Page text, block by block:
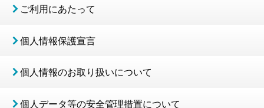
ご利用にあたって
個人情報保護宣言
個人情報のお取り扱いについて
個人データ等の安全管理措置について